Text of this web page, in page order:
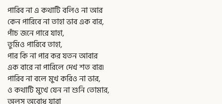
পারিব না এ কথাটি বলিও না আর
কেন পারিবে না তাহা ভাব এক বার,
পাঁচ জনে পারে যাহা,
তুমিও পারিবে তাহা,
পার কি না পার কর যতন আবার
এক বারে না পারিলে দেখ শত বার৷
পারিব না বলে মুখ করিও না ভার,
ও কথাটি মুখে যেন না শুনি তোমার,
অলস অবোধ যারা